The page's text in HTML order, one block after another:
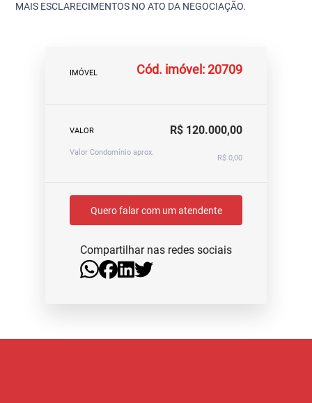
MAIS ESCLARECIMENTOS NO ATO DA NEGOCIAÇÃO.
IMÓVEL Cód. imóvel: 20709
VALOR R$ 120.000,00
Valor Condomínio aprox.
R$ 0,00
Quero falar com um atendente
Compartilhar nas redes sociais